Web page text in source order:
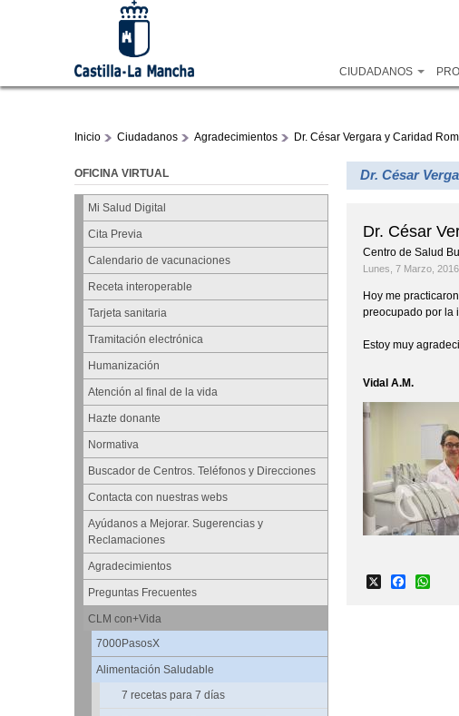
CIUDADANOS
Inicio Ciudadanos Agradecimientos Dr. César Vergara y Caridad
OFICINA VIRTUAL
Mi Salud Digital
Cita Previa
Calendario de vacunaciones
Receta interoperable
Tarjeta sanitaria
Tramitación electrónica
Humanización
Atención al final de la vida
Hazte donante
Normativa
Buscador de Centros. Teléfonos y Direcciones
Contacta con nuestras webs
Ayúdanos a Mejorar. Sugerencias y
Reclamaciones
Agradecimientos
Preguntas Frecuentes
CLM con+Vida
7000PasosX
Alimentación Saludable
7 recetas para 7 días
Dr. César
Dr. César
Centro de Salud
Lunes, 7 Marzo, 2016
Hoy me
preocupado por la
Estoy muy
Vidal A.M.